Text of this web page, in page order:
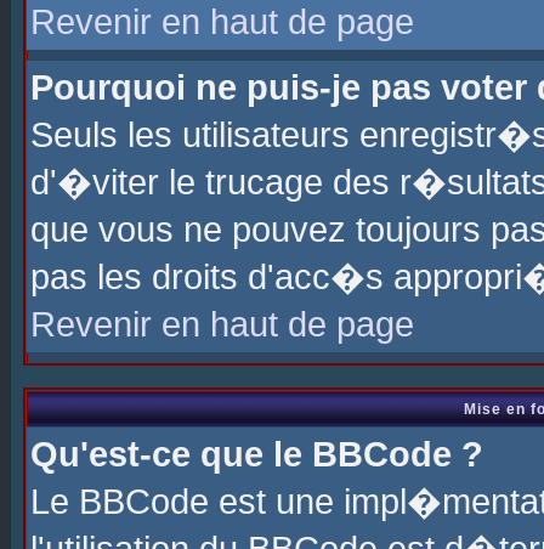
Revenir en haut de page
Pourquoi ne puis-je pas voter
Seuls les utilisateurs
d'�viter le trucage des
que vous ne pouvez toujours
pas les droits d'acc�s
Revenir en haut de page
Mise en
Qu'est-ce que le BBCode ?
Le BBCode est une